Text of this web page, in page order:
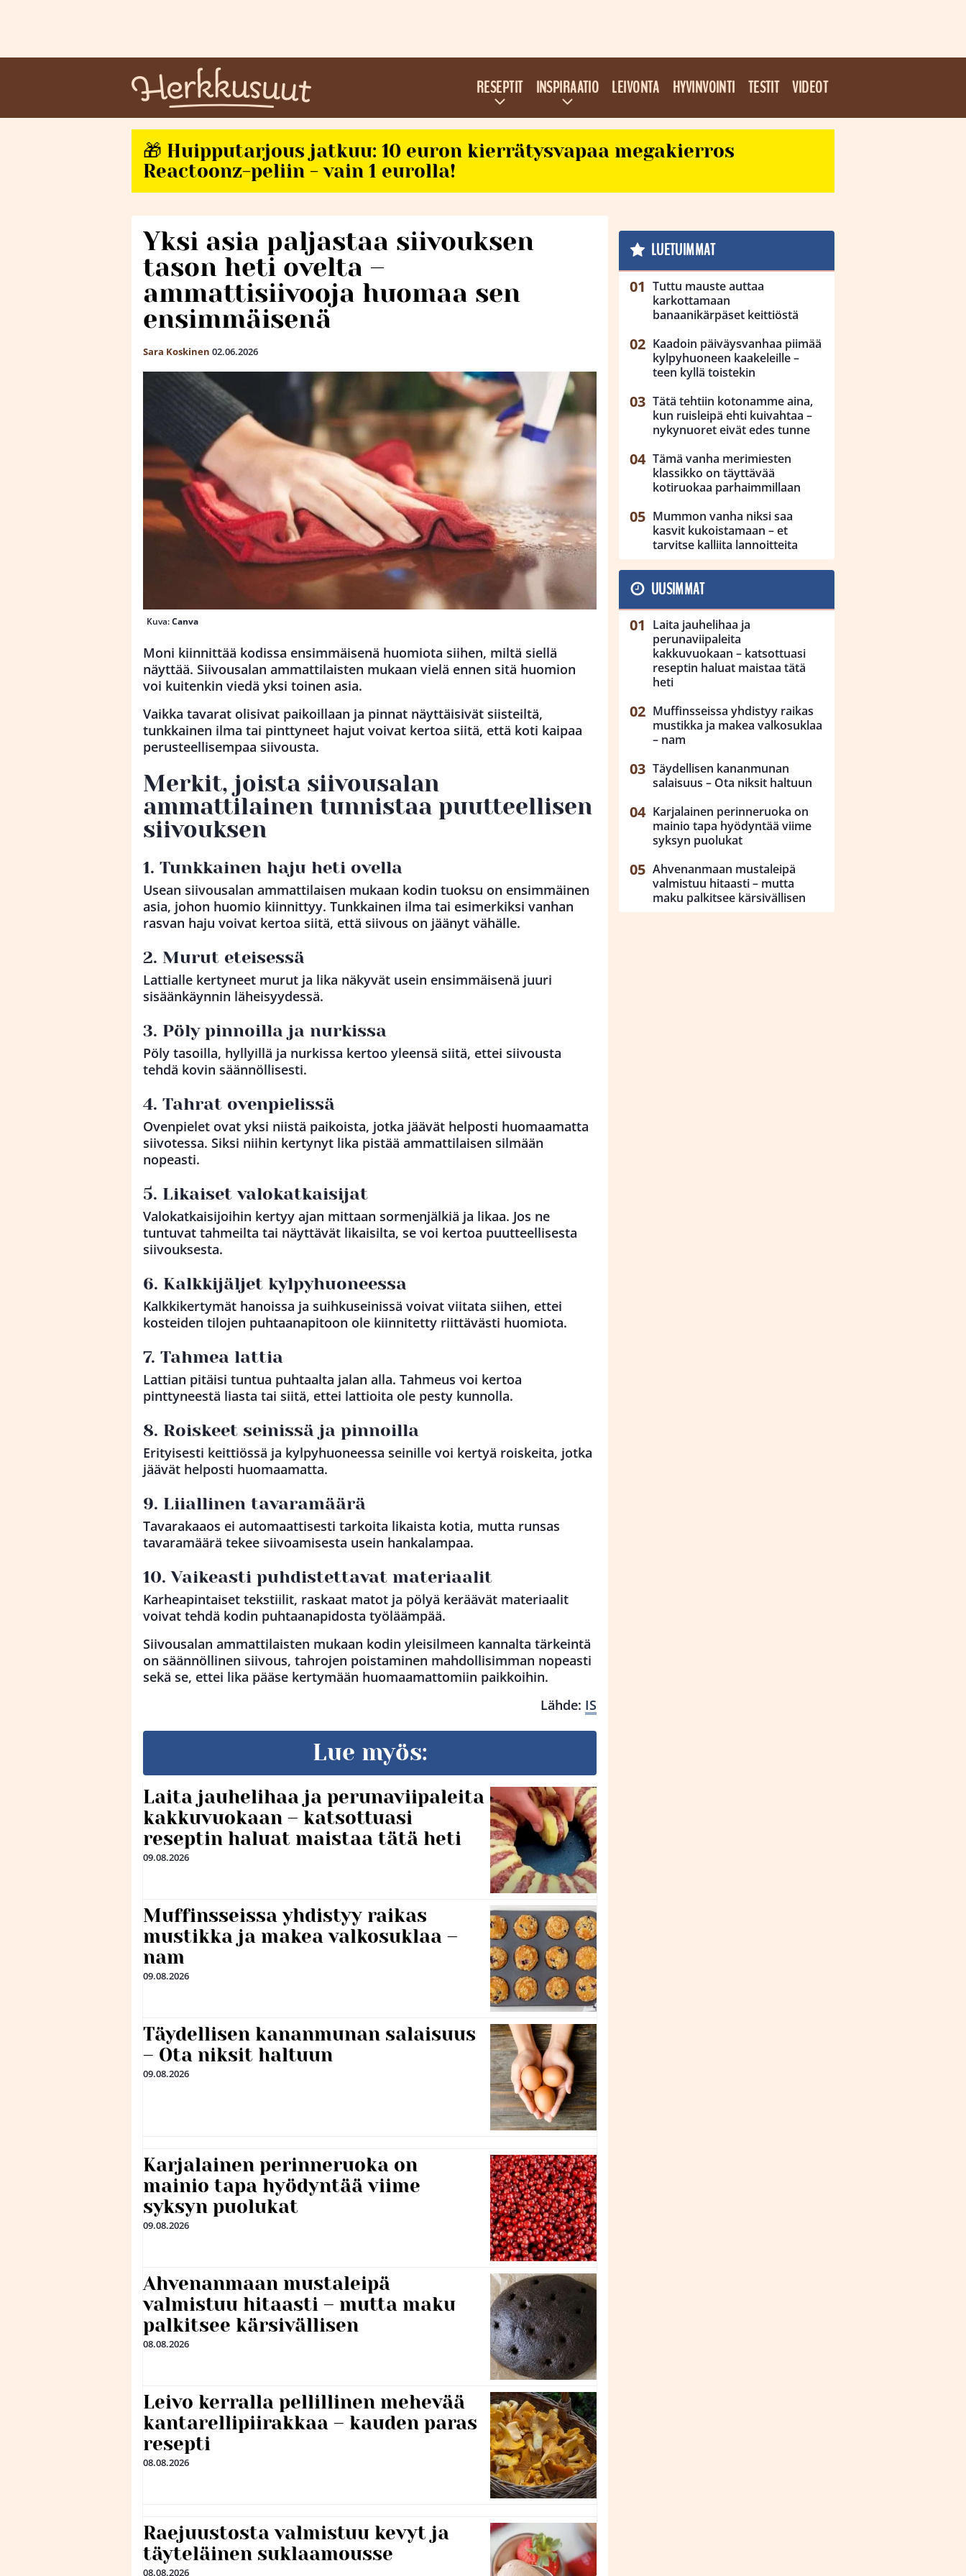
RESEPTIT INSPIRAATIO LEIVONTA HYVINVOINTI TESTIT VIDEOT
🎁 Huipputarjous jatkuu: 10 euron kierrätysvapaa megakierros
Reactoonz-peliin - vain 1 eurolla!
Yksi asia paljastaa siivouksen
tason heti ovelta –
ammattisiivooja huomaa sen
ensimmäisenä
Sara Koskinen 02.06.2026
Kuva:Canva
Moni kiinnittää kodissa ensimmäisenä huomiota siihen, miltä siellä
näyttää. Siivousalan ammattilaisten mukaan vielä ennen sitä huomion
voi kuitenkin viedä yksi toinen asia.
Vaikka tavarat olisivat paikoillaan ja pinnat näyttäisivät siisteiltä,
tunkkainen ilma tai pinttyneet hajut voivat kertoa siitä, että koti kaipaa
perusteellisempaa siivousta.
Merkit, joista siivousalan
ammattilainen tunnistaa puutteellisen
siivouksen
1. Tunkkainen haju heti ovella
Usean siivousalan ammattilaisen mukaan kodin tuoksu on ensimmäinen
asia, johon huomio kiinnittyy. Tunkkainen ilma tai esimerkiksi vanhan
rasvan haju voivat kertoa siitä, että siivous on jäänyt vähälle.
2. Murut eteisessä
Lattialle kertyneet murut ja lika näkyvät usein ensimmäisenä juuri
sisäänkäynnin läheisyydessä.
3. Pöly pinnoilla ja nurkissa
Pöly tasoilla, hyllyillä ja nurkissa kertoo yleensä siitä, ettei siivousta
tehdä kovin säännöllisesti.
4. Tahrat ovenpielissä
Ovenpielet ovat yksi niistä paikoista, jotka jäävät helposti huomaamatta
siivotessa. Siksi niihin kertynyt lika pistää ammattilaisen silmään
nopeasti.
5. Likaiset valokatkaisijat
Valokatkaisijoihin kertyy ajan mittaan sormenjälkiä ja likaa. Jos ne
tuntuvat tahmeilta tai näyttävät likaisilta, se voi kertoa puutteellisesta
siivouksesta.
6. Kalkkijäljet kylpyhuoneessa
Kalkkikertymät hanoissa ja suihkuseinissä voivat viitata siihen, ettei
kosteiden tilojen puhtaanapitoon ole kiinnitetty riittävästi huomiota.
7. Tahmea lattia
Lattian pitäisi tuntua puhtaalta jalan alla. Tahmeus voi kertoa
pinttyneestä liasta tai siitä, ettei lattioita ole pesty kunnolla.
8. Roiskeet seinissä ja pinnoilla
Erityisesti keittiössä ja kylpyhuoneessa seinille voi kertyä roiskeita, jotka
jäävät helposti huomaamatta.
9. Liiallinen tavaramäärä
Tavarakaaos ei automaattisesti tarkoita likaista kotia, mutta runsas
tavaramäärä tekee siivoamisesta usein hankalampaa.
10. Vaikeasti puhdistettavat materiaalit
Karheapintaiset tekstiilit, raskaat matot ja pölyä keräävät materiaalit
voivat tehdä kodin puhtaanapidosta työläämpää.
Siivousalan ammattilaisten mukaan kodin yleisilmeen kannalta tärkeintä
on säännöllinen siivous, tahrojen poistaminen mahdollisimman nopeasti
sekä se, ettei lika pääse kertymään huomaamattomiin paikkoihin.
Lähde: IS
Lue myös:
Laita jauhelihaa ja perunaviipaleita
kakkuvuokaan – katsottuasi
reseptin haluat maistaa tätä heti
09.08.2026
Muffinsseissa yhdistyy raikas
mustikka ja makea valkosuklaa –
nam
09.08.2026
Täydellisen kananmunan salaisuus
– Ota niksit haltuun
09.08.2026
Karjalainen perinneruoka on
mainio tapa hyödyntää viime
syksyn puolukat
09.08.2026
Ahvenanmaan mustaleipä
valmistuu hitaasti – mutta maku
palkitsee kärsivällisen
08.08.2026
Leivo kerralla pellillinen mehevää
kantarellipiirakkaa – kauden paras
resepti
08.08.2026
Raejuustosta valmistuu kevyt ja
täyteläinen suklaamousse
08.08.2026
LUETUIMMAT
Tuttu mauste auttaa
karkottamaan
banaanikärpäset keittiöstä
Kaadoin päiväysvanhaa piimää
kylpyhuoneen kaakeleille –
teen kyllä toistekin
Tätä tehtiin kotonamme aina,
kun ruisleipä ehti kuivahtaa –
nykynuoret eivät edes tunne
Tämä vanha merimiesten
klassikko on täyttävää
kotiruokaa parhaimmillaan
Mummon vanha niksi saa
kasvit kukoistamaan – et
tarvitse kalliita lannoitteita
UUSIMMAT
Laita jauhelihaa ja
perunaviipaleita
kakkuvuokaan – katsottuasi
reseptin haluat maistaa tätä
heti
Muffinsseissa yhdistyy raikas
mustikka ja makea valkosuklaa
– nam
Täydellisen kananmunan
salaisuus – Ota niksit haltuun
Karjalainen perinneruoka on
mainio tapa hyödyntää viime
syksyn puolukat
Ahvenanmaan mustaleipä
valmistuu hitaasti – mutta
maku palkitsee kärsivällisen